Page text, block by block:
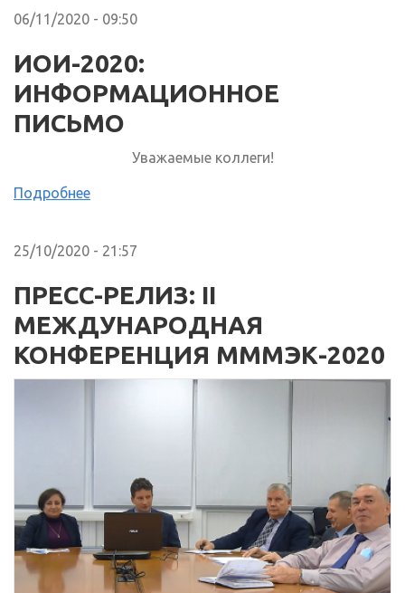
06/11/2020 - 09:50
ИОИ-2020:
ИНФОРМАЦИОННОЕ
ПИСЬМО
Уважаемые коллеги!
Подробнее
25/10/2020 - 21:57
ПРЕСС-РЕЛИЗ: II
МЕЖДУНАРОДНАЯ
КОНФЕРЕНЦИЯ МММЭК-2020